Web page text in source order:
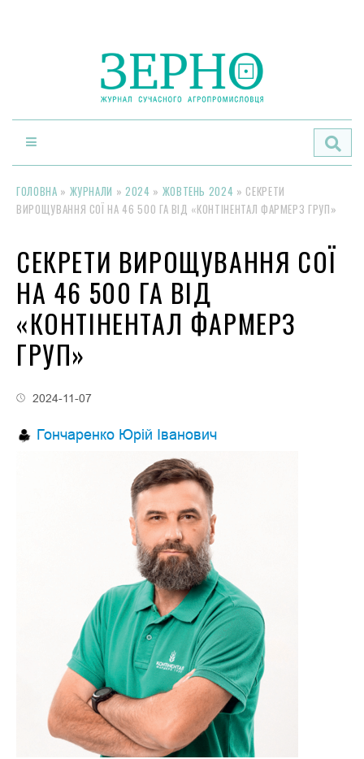
ГОЛОВНА » ЖУРНАЛИ »2024 » ЖОВТЕНЬ 2024 » СЕКРЕТИ
ВИРОЩУВАННЯ СОЇ НА 46 500 ГА ВІД «КОНТІНЕНТАЛ ФАРМЕРЗ ГРУП»
СЕКРЕТИ ВИРОЩУВАННЯ СОЇ
НА 46 500 ГА ВІД
«КОНТІНЕНТАЛ ФАРМЕРЗ
ГРУП»
2024-11-07
Гончаренко Юрій Іванович